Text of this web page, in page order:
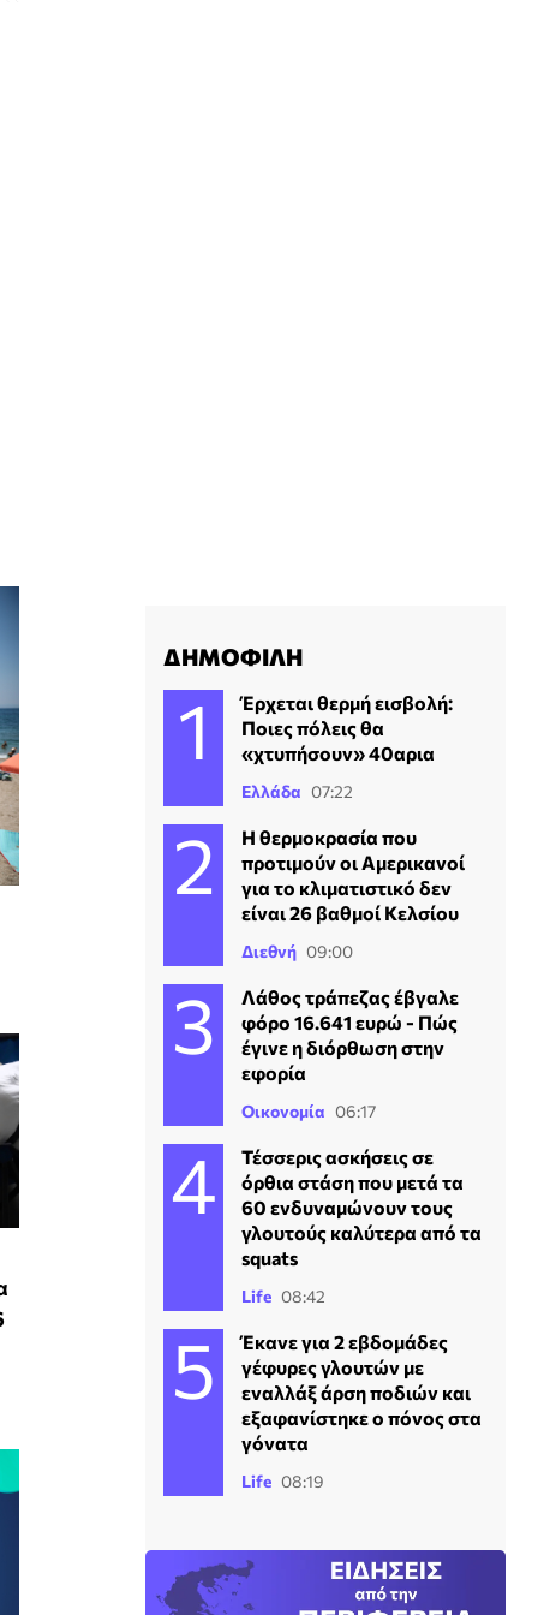
ΔΗΜΟΦΙΛΗ
Έρχεται θερμή εισβολή:
Ποιες πόλεις θα
«χτυπήσουν» 40αρια
Ελλάδα 07:22
Η θερμοκρασία που
προτιμούν οι Αμερικανοί
για το κλιματιστικό δεν
είναι 26 βαθμοί Κελσίου
Διεθνή 09:00
Λάθος τράπεζας έβγαλε
φόρο 16.641 ευρώ - Πώς
έγινε η διόρθωση στην
εφορία
Οικονομία 06:17
Τέσσερις ασκήσεις σε
όρθια στάση που μετά τα
60 ενδυναμώνουν τους
γλουτούς καλύτερα από τα
squats
Life 08:42
Έκανε για 2 εβδομάδες
γέφυρες γλουτών με
εναλλάξ άρση ποδιών και
εξαφανίστηκε ο πόνος στα
γόνατα
Life 08:19